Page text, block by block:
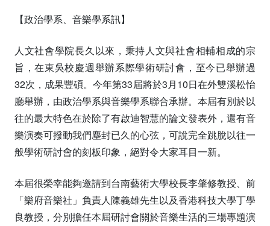
【政治學系、音樂學系訊】
人文社會學院長久以來，秉持人文與社會相輔相成的宗
旨，在東吳校慶週舉辦系際學術研討會，至今已舉辦過
32次，成果豐碩。今年第33屆將於3月10日在外雙溪松怡
廳舉辦，由政治學系與音樂學系聯合承辦。本屆有別於以
往的最大特色在於除了有啟迪智慧的論文發表外，還有音
樂演奏可撥動我們塵封已久的心弦，可說完全跳脫以往一
般學術研討會的刻板印象，絕對令大家耳目一新。
本屆很榮幸能夠邀請到台南藝術大學校長李肇修教授、前
「樂府音樂社」負責人陳義雄先生以及香港科技大學丁學
良教授，分別擔任本屆研討會關於音樂生活的三場專題演